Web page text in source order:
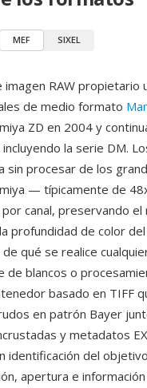
MEF SIXEL
RAW propietario
de medio formato
ZD en 2004 y
la serie DM.
sin procesar de los
— típicamente de
canal, preservando el
profundidad de color
qué se realice
de blancos o
basado en TIFF
en patrón Bayer
y metadatos
identificación del
apertura e